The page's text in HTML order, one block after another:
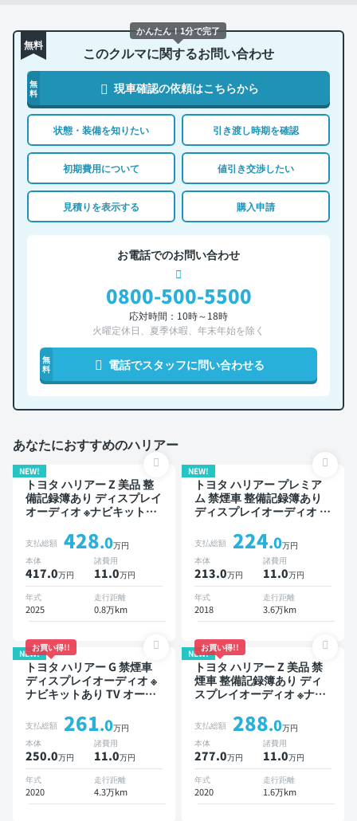
無料 このクルマに関するお問い合わせ
無
料
現車確認の依頼はこちらから
状態・装備を知りたい 引き渡し時期を確認
初期費用について 値引き交渉したい
見積りを表示する 購入申請
お電話でのお問い合わせ
0800-500-5500
応対時間：10時～18時
火曜定休日、夏季休暇、年末年始を除く
無
料
電話でスタッフに問い合わせる
あなたにおすすめのハリアー
NEW!
トヨタ ハリアー Z 美品 整
備記録簿あり ディスプレイ
オーディオ ※ナビキットあ
モニター デジタルインナー
ミラー オートクルーズ ス
マートキー ETC 電動バッ
クドア バックモニター ド
ライブレコーダー フルエア
ロ 衝突軽減
支払総額 428.0万円
本体
417.0万円
諸費用
11.0万円
年式
2025
走行距離
0.8万km
NEW!
トヨタ ハリアー プレミア
ム 禁煙車 整備記録簿あり
ディスプレイオーディオ ※
クルーズ ワイヤレスキー
スマートキー ETC 電動バ
ックドア バックモニター
ドライブレコーダー 衝突軽
減
支払総額 224.0万円
本体
213.0万円
諸費用
11.0万円
年式
2018
走行距離
3.6万km
NEW!
お買い得!!
トヨタ ハリアー G 禁煙車
ディスプレイオーディオ ※
ナビキットあり TV オート
動バックドア ドライブレコ
ーダー 衝突軽減
支払総額 261.0万円
本体
250.0万円
諸費用
11.0万円
年式
2020
走行距離
4.3万km
NEW!
お買い得!!
トヨタ ハリアー Z 美品 禁
煙車 整備記録簿あり ディ
スプレイオーディオ ※ナビ
スポットモニター デジタル
インナーミラー オートクル
ーズ スマートキー ETC サ
ンルーフ バックモニター
全方位カメラ ドライブレコ
ーダー 衝突軽減
支払総額 288.0万円
本体
277.0万円
諸費用
11.0万円
年式
2020
走行距離
1.6万km
かんたん！1分で完了